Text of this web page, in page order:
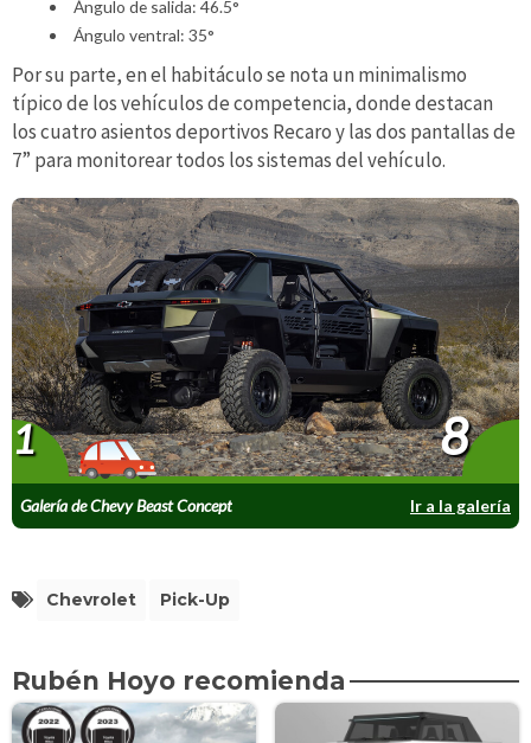
Ángulo de salida: 46.5°
Ángulo ventral: 35°
Por su parte, en el habitáculo se nota un minimalismo
típico de los vehículos de competencia, donde destacan
los cuatro asientos deportivos Recaro y las dos pantallas de
7” para monitorear todos los sistemas del vehículo.
Galería de Chevy Beast Concept Ir a la galería
1 8
Chevrolet Pick-Up
Rubén Hoyo recomienda